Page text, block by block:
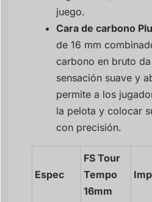
juego.
Cara de carbono
de 16 mm
carbono en bruto
sensación suave y
permite a los
la pelota y colocar
con precisión.
Espec
FS Tour
Tempo
16mm